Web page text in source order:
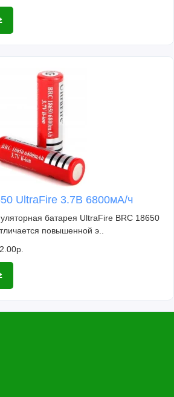
UltraFire 3.7В 6800мА/ч
батарея UltraFire BRC 18650
повышенной э..